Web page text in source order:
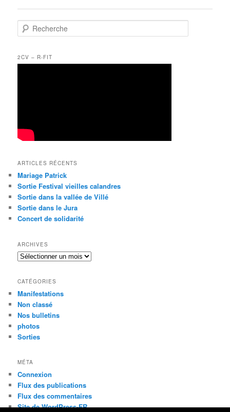
articles
e
h
e
2CV – R-FIT
ARTICLES RÉCENTS
Mariage Patrick
Sortie Festival vieilles calandres
Sortie dans la vallée de Villé
Sortie dans le Jura
Concert de solidarité
ARCHIVES
Archives
CATÉGORIES
Manifestations
Non classé
Nos bulletins
photos
Sorties
MÉTA
Connexion
Flux des publications
Flux des commentaires
Site de WordPress-FR